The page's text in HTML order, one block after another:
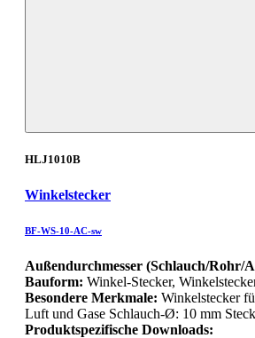
HLJ1010B
Winkelstecker
BF-WS-10-AC-sw
Außendurchmesser (Schlauch/Rohr/
Bauform: Winkel-Stecker,
Besondere Merkmale: Winkelstecker
Luft und Gase Schlauch-Ø: 10 mm
Produktspezifische Downloads: